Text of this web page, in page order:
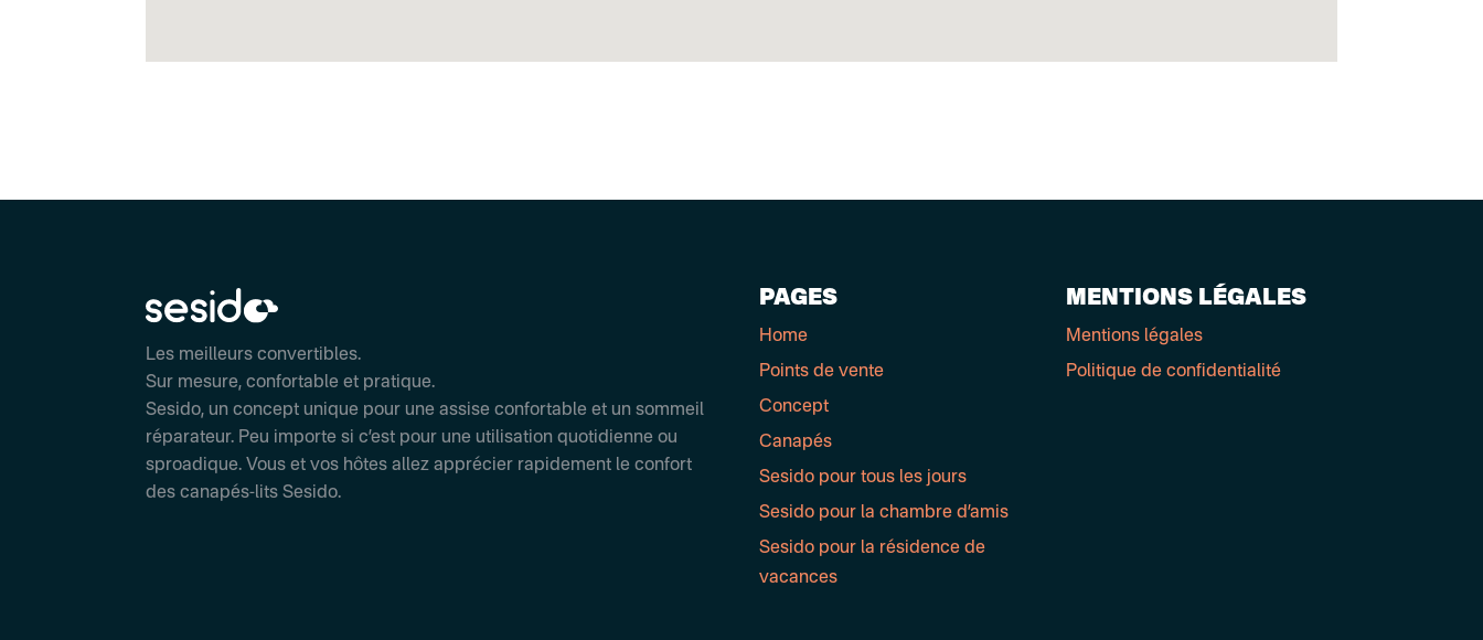
Les meilleurs convertibles.
Sur mesure, confortable et pratique.
Sesido, un concept unique pour une assise confortable et un sommeil
réparateur. Peu importe si c’est pour une utilisation quotidienne ou
sproadique. Vous et vos hôtes allez apprécier rapidement le confort
des canapés-lits Sesido.
PAGES
Home
Points de vente
Concept
Canapés
Sesido pour tous les jours
Sesido pour la chambre d’amis
Sesido pour la résidence de
vacances
MENTIONS LÉGALES
Mentions légales
Politique de confidentialité